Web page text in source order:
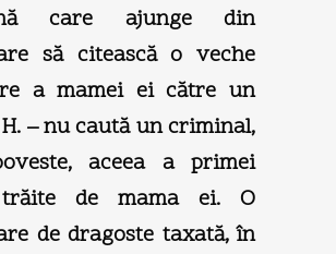
care ajunge din
să citească o veche
a mamei ei către un
– nu caută un criminal,
aceea a primei
de mama ei. O
de dragoste taxată, în